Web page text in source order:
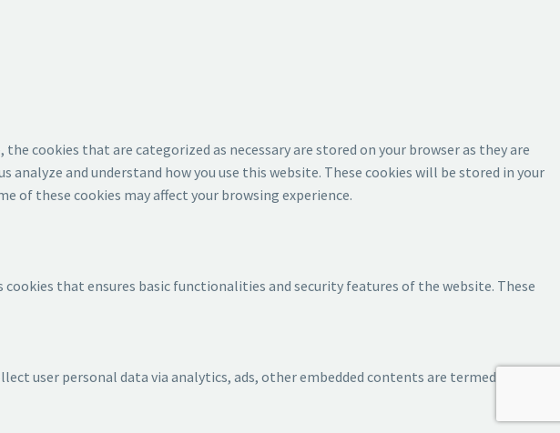
cookies that are categorized as necessary are stored on your browser as they are
and understand how you use this website. These cookies will be stored in your
of these cookies may affect your browsing experience.
that ensures basic functionalities and security features of the website. These
user personal data via analytics, ads, other embedded contents are termed as non-